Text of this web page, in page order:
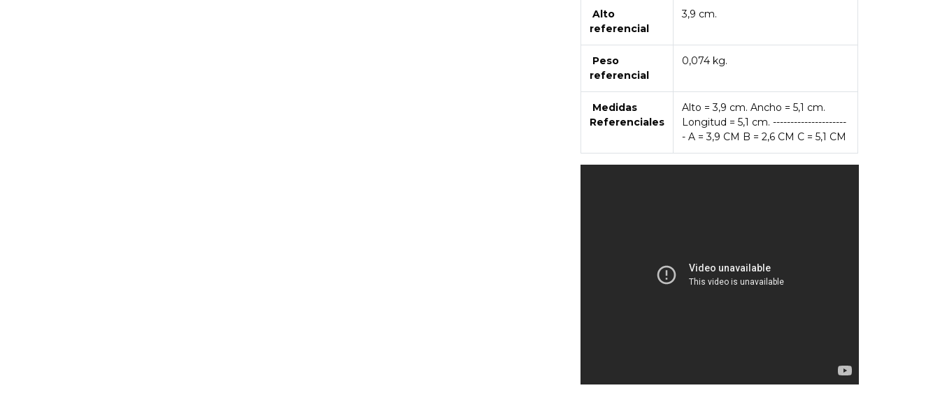
Alto
referencial
3,9 cm.
Peso
referencial
0,074 kg.
Medidas
Referenciales
Alto = 3,9 cm. Ancho = 5,1 cm.
Longitud = 5,1 cm. ---------------------
- A = 3,9 CM B = 2,6 CM C = 5,1 CM